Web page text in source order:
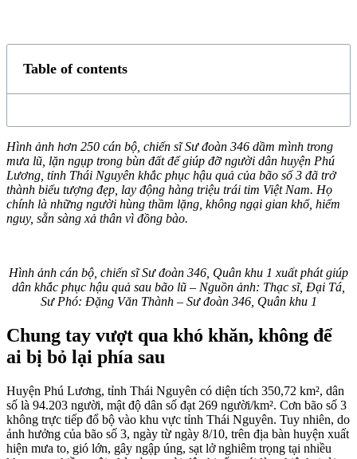
Table of contents
Hình ảnh hơn 250 cán bộ, chiến sĩ Sư đoàn 346 dầm mình trong
mưa lũ, lặn ngụp trong bùn đất để giúp đỡ người dân huyện Phú
Lương, tỉnh Thái Nguyên khắc phục hậu quả của bão số 3 đã trở
thành biểu tượng đẹp, lay động hàng triệu trái tim Việt Nam. Họ
chính là những người hùng thầm lặng, không ngại gian khổ, hiểm
nguy, sẵn sàng xả thân vì đồng bào.
Hình ảnh cán bộ, chiến sĩ Sư đoàn 346, Quân khu 1 xuất phát giúp
dân khắc phục hậu quả sau bão lũ – Nguồn ảnh: Thạc sĩ, Đại Tá,
Sư Phó: Đặng Văn Thành – Sư đoàn 346, Quân khu 1
Chung tay vượt qua khó khăn, không để
ai bị bỏ lại phía sau
Huyện Phú Lương, tỉnh Thái Nguyên có diện tích 350,72 km², dân
số là 94.203 người, mật độ dân số đạt 269 người/km². Cơn bão số 3
không trực tiếp đổ bộ vào khu vực tỉnh Thái Nguyên. Tuy nhiên, do
ảnh hưởng của bão số 3, ngày từ ngày 8/10, trên địa bàn huyện xuất
hiện mưa to, gió lớn, gây ngập úng, sạt lở nghiêm trọng tại nhiều